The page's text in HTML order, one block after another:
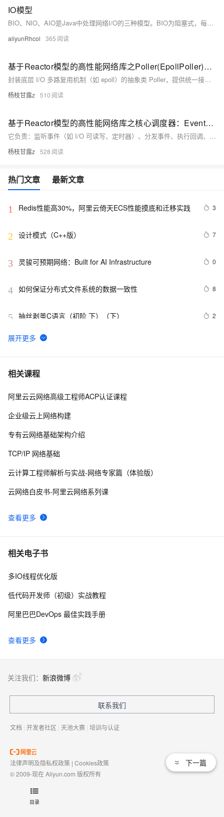
目录
IO模型
BIO、NIO、AIO是Java中处理网络I/O的三种模型。BIO为阻塞式，每个连接需单独线程，高并发下性能受限；NIO通过非阻塞与多路复用提升并发能力，少量线程可处理大量请求；AIO进一步实现异步非阻塞，数据复制时线程可释放，由回调机制处理后续操作。三者适用于不同场景，BIO易用但低效，NIO高效但复杂，AIO理论性能更优但目前在Linux上仍依赖多路复用实现。Java 21引入虚拟线程后，BIO也可兼具高性能与易编写特性。
aliyunRhcol 365
基于Reactor模型的高性能网络库之Poller(EpollPoller)组件
封装底层 I/O 多路复用机制（如 epoll）的抽象类 Poller，提供统一接口支持多种实现。Poller 是一个抽象基类，定义了 Channel 管理、事件收集等核心功能，并与 EventLoop 绑定。其子类 EPollPoller 实现了基于 epoll 的具体操作，包括事件等待、Channel 更新和删除等。通过工厂方法可创建默认的 Poller 实例，实现多态调用。
杨枝甘露z 510
基于Reactor模型的高性能网络库之核心调度器：EventLoop组件
它负责：监听事件（如 I/O 可读写、定时器）、分发事件、执行回调、管理事件源 Channel 等。
杨枝甘露z 528
热门文章 最新文章
1 Redis性能高30%，阿里云倚天ECS性能摸底和迁移实践 3
2 设计模式（C++版） 7
3 灵骏可预期网络：Built for AI Infrastructure 0
4 如何保证分布式文件系统的数据一致性 8
5 抽丝剥茧C语言（初阶 下）（下） 2
6 重生之---我测阿里云U1实例(通用算力型)
7 HTML5+CSS3前端入门教程---从0开始通过一个商城实例
局（上）
8 带你简单了解Chatgpt背后的秘密：大语言模型所需要条
开发一个属于自己的限流器RateLimiter功能服务
相关课程
查看更多
阿里云云网络高级工程师ACP认证课程
企业级云上网络构建
专有云网络基础架构介绍
TCP/IP 网络基础
云计算工程师解析与实战-网络专家篇（体验版）
云网络白皮书-阿里云网络系列课
相关电子书
查看更多
多IO线程优化版
低代码开发师（初级）实战教程
阿里巴巴DevOps 最佳实践手册
下一篇
关注我们： 新浪微博
联系我们
文档 | 开发者社区 | 天池大赛 | 培训与认证
法律声明及隐私权政策 | Cookies政策
© 2009-现在 Aliyun.com 版权所有
域名注册服务机构许可：